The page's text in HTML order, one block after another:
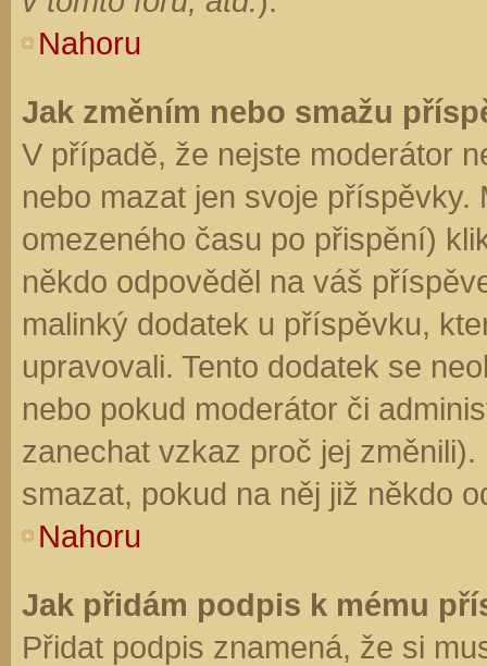
Nahoru
Jak změním nebo smažu
V případě, že nejste moderátor
nebo mazat jen svoje
omezeného času po přispění)
někdo odpověděl na váš
malinký dodatek u příspěvku,
upravovali. Tento dodatek se
nebo pokud moderátor či
zanechat vzkaz proč jej
smazat, pokud na něj již někdo
Nahoru
Jak přidám podpis k mému
Přidat podpis znamená, že si